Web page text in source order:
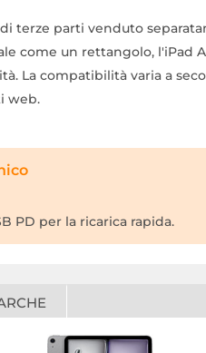
terze parti venduto
come un rettangolo, l'iPad
La compatibilità varia a
web.
PD per la ricarica rapida.